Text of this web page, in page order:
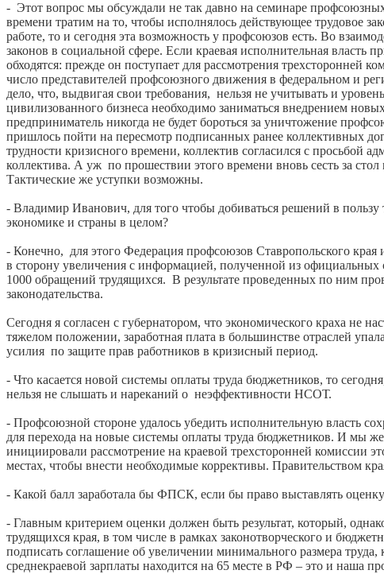
- Этот вопрос мы обсуждали не так давно на семинаре
времени тратим на то, чтобы исполнялось действующее трудовое
работе, то и сегодня эта возможность у профсоюзов есть. Во
законов в социальной сфере. Если краевая исполнительная
обходятся: прежде он поступает для рассмотрения трехсторонней
число представителей профсоюзного движения в федеральном и
дело, что, выдвигая свои требования, нельзя не учитывать и
цивилизованного бизнеса необходимо заниматься внедрением
предприниматель никогда не будет бороться за уничтожение
пришлось пойти на пересмотр подписанных ранее коллективных
трудности кризисного времени, коллектив согласился с просьбой
коллектива. А уж по прошествии этого времени вновь сесть за
Тактические же уступки возможны.
- Владимир Иванович, для того чтобы добиваться решений в
экономике и страны в целом?
- Конечно, для этого Федерация профсоюзов Ставропольского
в сторону увеличения с информацией, полученной из
1000 обращений трудящихся. В результате проведенных по ним
законодательства.
Сегодня я согласен с губернатором, что экономического краха не
тяжелом положении, заработная плата в большинстве отраслей
усилия по защите прав работников в кризисный период.
- Что касается новой системы оплаты труда бюджетников, то
нельзя не слышать и нареканий о неэффективности НСОТ.
- Профсоюзной стороне удалось убедить исполнительную власть
для перехода на новые системы оплаты труда бюджетников. И мы
инициировали рассмотрение на краевой трехсторонней комиссии
местах, чтобы внести необходимые коррективы. Правительством
- Какой балл заработала бы ФПСК, если бы право выставлять
- Главным критерием оценки должен быть результат, который,
трудящихся края, в том числе в рамках законотворческого и
подписать соглашение об увеличении минимального размера
среднекраевой зарплаты находится на 65 месте в РФ – это и наша